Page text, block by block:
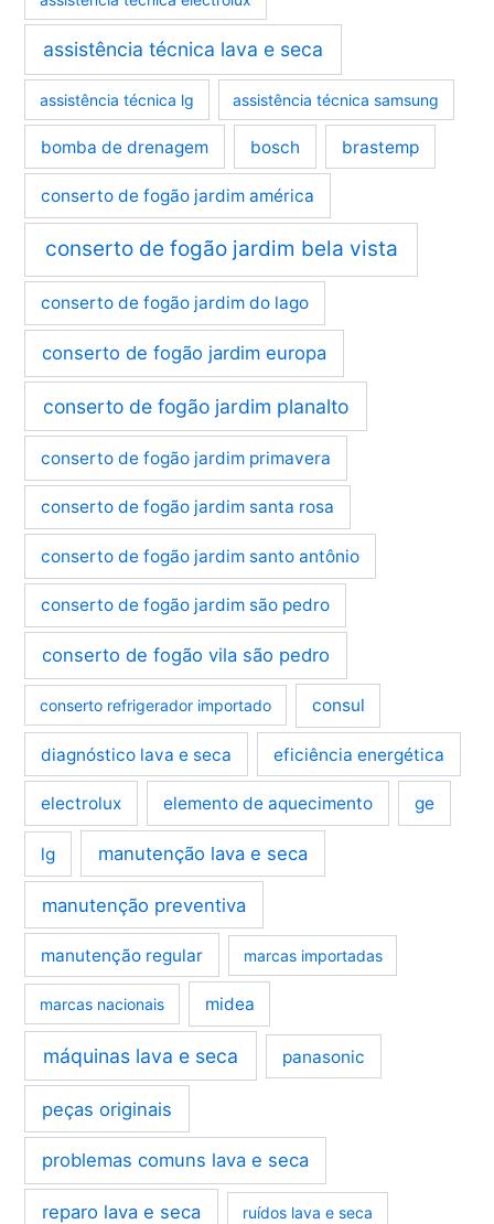
assistência técnica lava e seca
assistência técnica lg assistência técnica samsung
bomba de drenagem bosch brastemp
conserto de fogão jardim américa
conserto de fogão jardim bela vista
conserto de fogão jardim do lago
conserto de fogão jardim europa
conserto de fogão jardim planalto
conserto de fogão jardim primavera
conserto de fogão jardim santa rosa
conserto de fogão jardim santo antônio
conserto de fogão jardim são pedro
conserto de fogão vila são pedro
conserto refrigerador importado consul
diagnóstico lava e seca eficiência energética
electrolux elemento de aquecimento ge
lg manutenção lava e seca
manutenção preventiva
manutenção regular marcas importadas
marcas nacionais midea
máquinas lava e seca panasonic
peças originais
problemas comuns lava e seca
reparo lava e seca ruídos lava e seca